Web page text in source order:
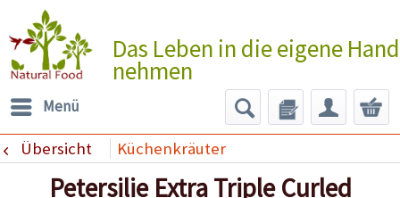
Das Leben in die eigene Hand
nehmen
Menü
Übersicht Küchenkräuter
Petersilie Extra Triple Curled